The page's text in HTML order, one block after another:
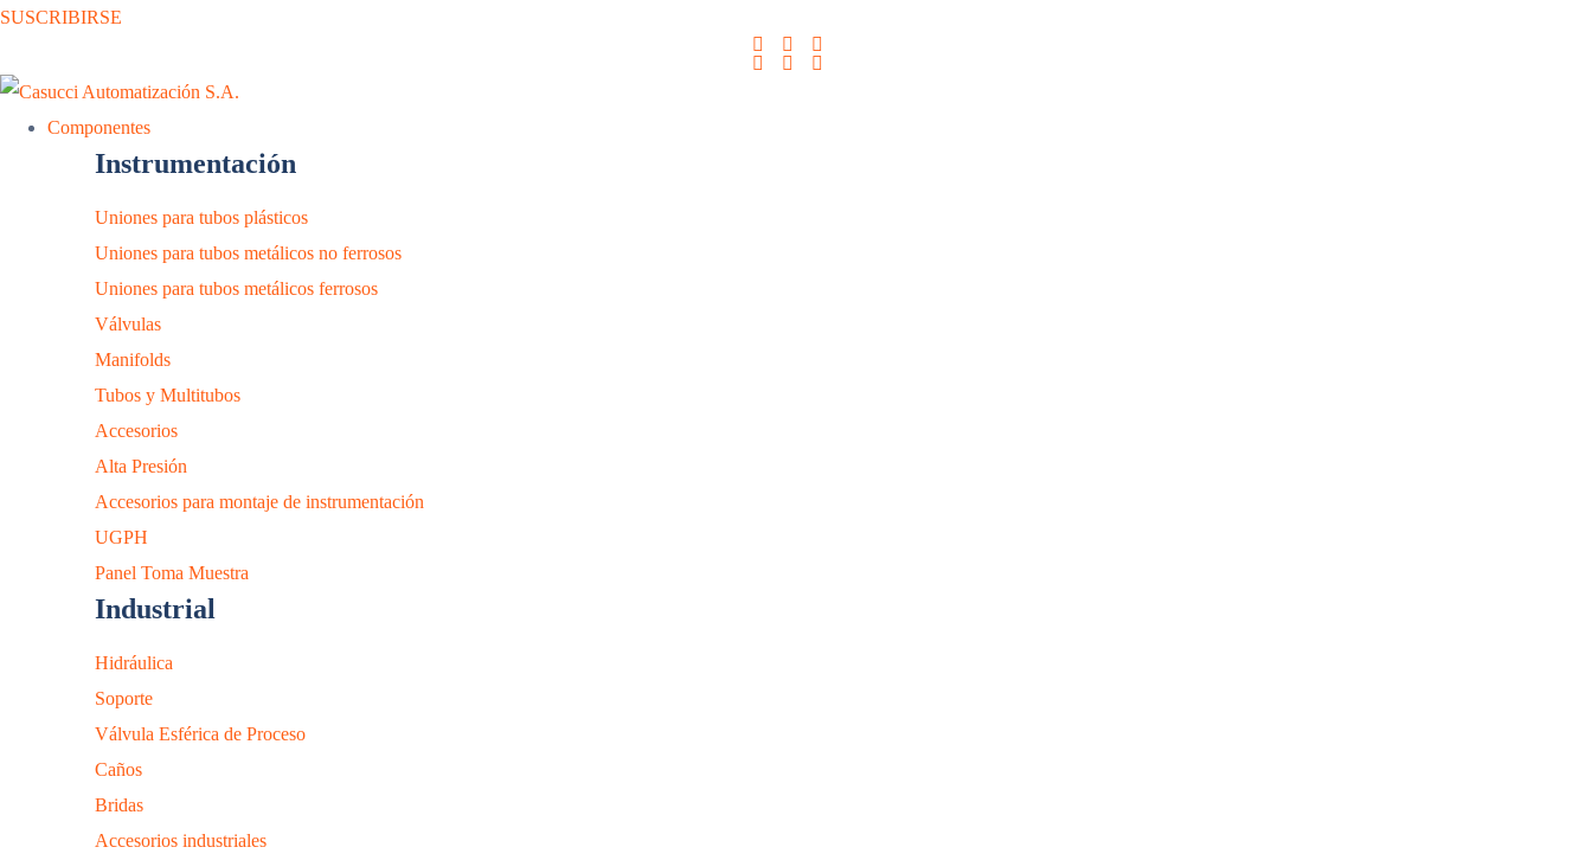
SUSCRIBIRSE
Componentes
Instrumentación
Uniones para tubos plásticos
Uniones para tubos metálicos no ferrosos
Uniones para tubos metálicos ferrosos
Válvulas
Manifolds
Tubos y Multitubos
Accesorios
Alta Presión
Accesorios para montaje de instrumentación
UGPH
Panel Toma Muestra
Industrial
Hidráulica
Soporte
Válvula Esférica de Proceso
Caños
Bridas
Accesorios industriales